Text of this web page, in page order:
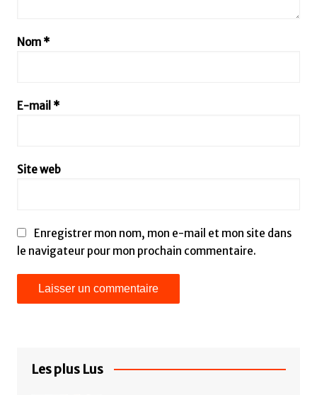
Nom *
E-mail *
Site web
Enregistrer mon nom, mon e-mail et mon site dans
le navigateur pour mon prochain commentaire.
Les plus Lus